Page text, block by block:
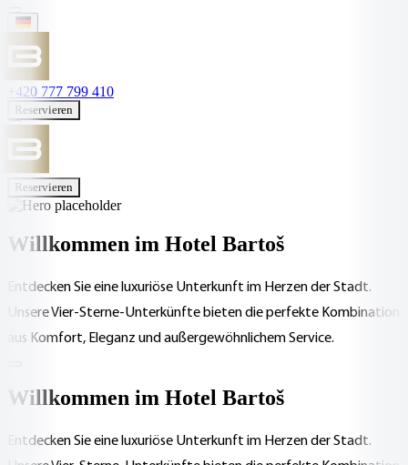
+420 777 799 410
Reservieren
Reservieren
Willkommen im Hotel Bartoš
Entdecken Sie eine luxuriöse Unterkunft im Herzen der Stadt.
Unsere Vier-Sterne-Unterkünfte bieten die perfekte Kombination
aus Komfort, Eleganz und außergewöhnlichem Service.
Willkommen im Hotel Bartoš
Entdecken Sie eine luxuriöse Unterkunft im Herzen der Stadt.